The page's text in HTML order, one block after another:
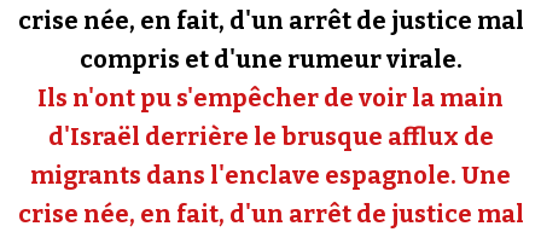
Faire un don
Demander à Vera
Se connecter
crise née, en fait, d'un arrêt de justice mal
compris et d'une rumeur virale.
Ils n'ont pu s'empêcher de voir la main
d'Israël derrière le brusque afflux de
migrants dans l'enclave espagnole. Une
crise née, en fait, d'un arrêt de justice mal